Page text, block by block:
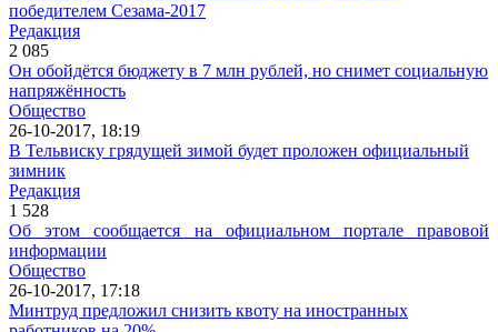
победителем Сезама-2017
Редакция
2 085
Он обойдётся бюджету в 7 млн рублей, но снимет социальную
напряжённость
Общество
26-10-2017, 18:19
В Тельвиску грядущей зимой будет проложен официальный
зимник
Редакция
1 528
Об этом сообщается на официальном портале правовой
информации
Общество
26-10-2017, 17:18
Минтруд предложил снизить квоту на иностранных